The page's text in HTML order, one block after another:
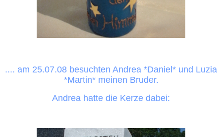
.... am 25.07.08 besuchten Andrea *Daniel* und Luzia
*Martin* meinen Bruder.
Andrea hatte die Kerze dabei: